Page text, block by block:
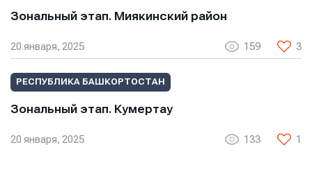
Зональный этап. Миякинский район
20 января, 2025 159 3
РЕСПУБЛИКА БАШКОРТОСТАН
Зональный этап. Кумертау
20 января, 2025 133 1
Отправить
Нажимая кнопку “Отправить”, вы соглашаетесь с
условиями обработки персональных данных
Отправить
Нажимая кнопку “Отправить”, вы соглашаетесь с
условиями обработки персональных данных
Нажимая кнопку “Отправить”, вы соглашаетесь с
условиями обработки персональных данных